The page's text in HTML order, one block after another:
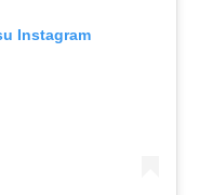
Instagram